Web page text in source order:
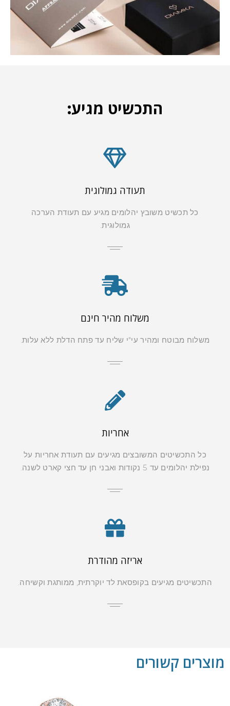
התכשיט מגיע:
תעודה גמולוגית
כל תכשיט משובץ יהלומים מגיע עם תעודת הערכה
גמולוגית.
משלוח מהיר חינם
משלוח מבוטח ומהיר עי"י שליח עד פתח הדלת ללא עלות.
אחריות
כל התכשיטים המשובצים מגיעים עם תעודת אחריות על
נפילת יהלומים עד 5 נקודות ואבני חן עד חצי קארט לשנה.
אריזה מהודרת
התכשיטים מגיעים בקופסאת לד יוקרתית, ממותגת וקשיחה.
מוצרים קשורים